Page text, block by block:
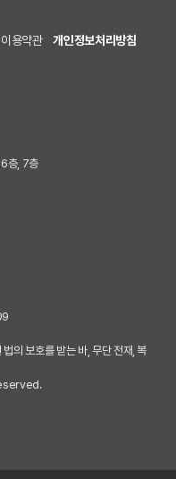
이용약관
개인정보처리방침
층, 7층
의 보호를 받는 바, 무단 전재, 복